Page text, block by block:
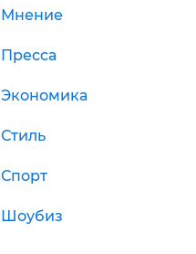
Мнение
Пресса
Экономика
Стиль
Спорт
Шоубиз